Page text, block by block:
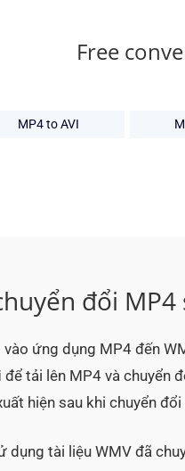
Free
MP4 to AVI
đổi MP4
ứng dụng MP4 đến
để tải lên MP4 và chuyển
hiện sau khi chuyển
dụng tài liệu WMV đã